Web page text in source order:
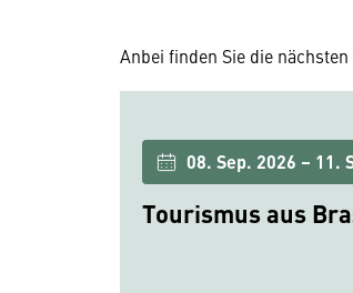
Anbei finden Sie die
08. Sep. 2026 – 11.
Tourismus aus